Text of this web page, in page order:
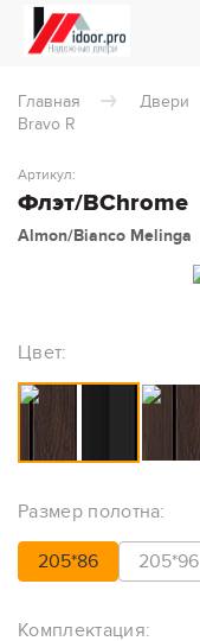
Главная Двери
Bravo R
Флэт/BChrome
Артикул:
Almon/Bianco Melinga
Цвет:
Размер полотна:
205*86 205*96
Комплектация: